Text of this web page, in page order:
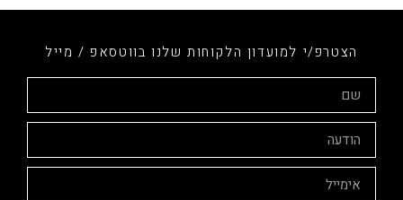
הצטרפ/י למועדון הלקוחות שלנו בווטסאפ / מייל